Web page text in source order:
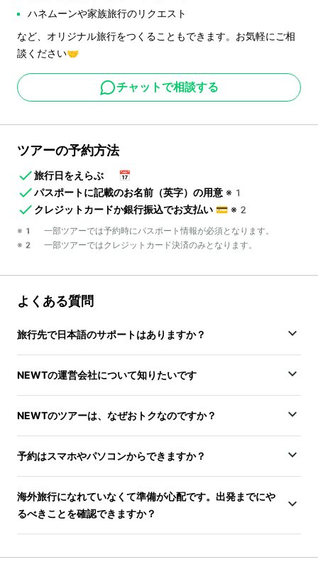
ハネムーンや家族旅行のリクエスト
など、オリジナル旅行をつくることもできます。お気軽にご相
談ください🤝
チャットで相談する
ツアーの予約方法
旅行日をえらぶ
📅
パスポートに記載のお名前（英字）の用意 ※1
クレジットカードか銀行振込でお支払い 💳 ※2
※1 一部ツアーでは予約時にパスポート情報が必須となります。
※2 一部ツアーではクレジットカード決済のみとなります。
よくある質問
旅行先で日本語のサポートはありますか？
NEWTの運営会社について知りたいです
NEWTのツアーは、なぜおトクなのですか？
予約はスマホやパソコンからできますか？
海外旅行になれていなくて準備が心配です。出発までにや
るべきことを確認できますか？